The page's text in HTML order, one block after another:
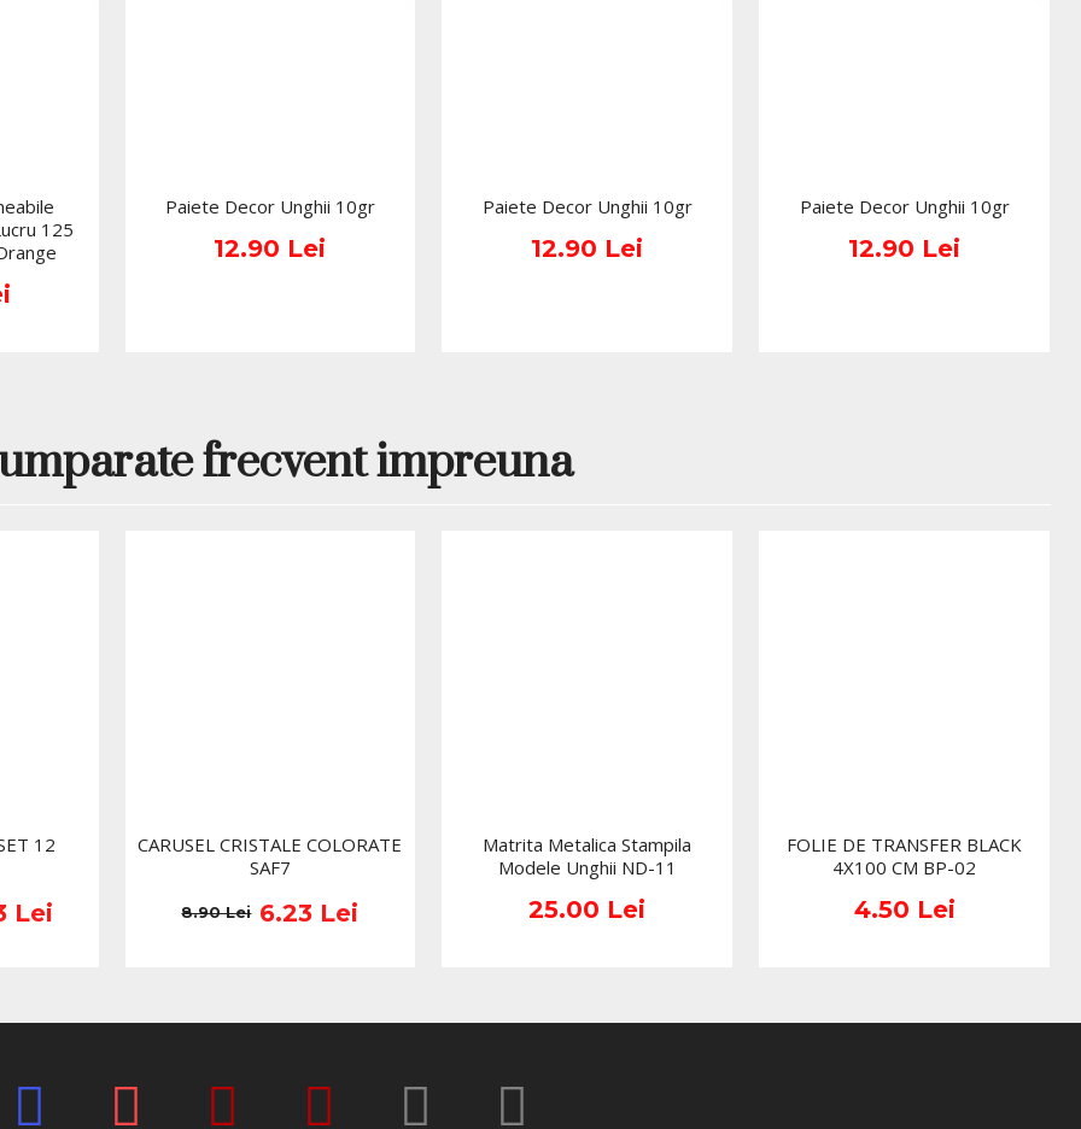
in lampa LED sau 3-4 minute in lampa UV.
5. Indepartarea stratului lipicios:
se sterge stratul lipicios cu Cleaner.
Pentru metoda de indepartare prin inmuiere: se pune acetona sau Soak
Off Remover intr-un recipient sau capsule speciale si se lasa unghiile la
125
Paiete Decor Unghii 10gr
12.90 Lei
Paiete Decor Unghii 10gr
12.90 Lei
Paiete Decor Unghii 10gr
12.90 Lei
frecvent impreuna
12
Lei
CARUSEL CRISTALE COLORATE
SAF7
6.23 Lei
8.90 Lei
Matrita Metalica Stampila
Modele Unghii ND-11
25.00 Lei
FOLIE DE TRANSFER BLACK
4X100 CM BP-02
4.50 Lei